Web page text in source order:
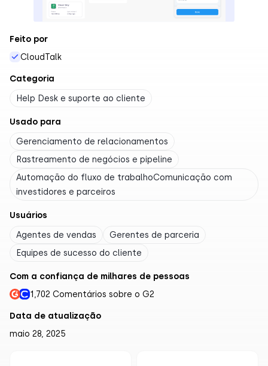
Feito por
CloudTalk
Categoria
Help Desk e suporte ao cliente
Usado para
Gerenciamento de relacionamentos
Rastreamento de negócios e pipeline
Automação do fluxo de trabalhoComunicação com
investidores e parceiros
Usuários
Agentes de vendas
Gerentes de parceria
Equipes de sucesso do cliente
Com a confiança de milhares de pessoas
1,702 Comentários sobre o G2
Data de atualização
maio 28, 2025